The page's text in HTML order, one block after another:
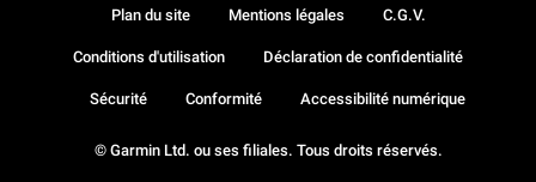
© Garmin Ltd. ou ses filiales. Tous droits réservés.
Plan du site Mentions légales C.G.V.
Conditions d'utilisation Déclaration de confidentialité
Sécurité Conformité Accessibilité numérique